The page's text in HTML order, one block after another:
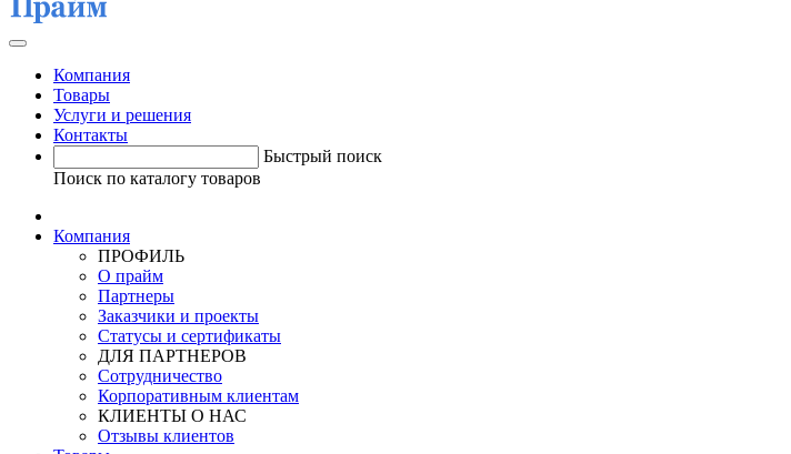
Компания
Товары
Услуги и решения
Контакты
Быстрый поиск
Поиск по каталогу товаров
Компания
ПРОФИЛЬ
О прайм
Партнеры
Заказчики и проекты
Статусы и сертификаты
ДЛЯ ПАРТНЕРОВ
Сотрудничество
Корпоративным клиентам
КЛИЕНТЫ О НАС
Отзывы клиентов